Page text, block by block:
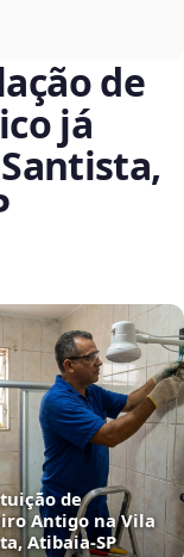
de
já
de
Antigo na Vila
Atibaia‑SP